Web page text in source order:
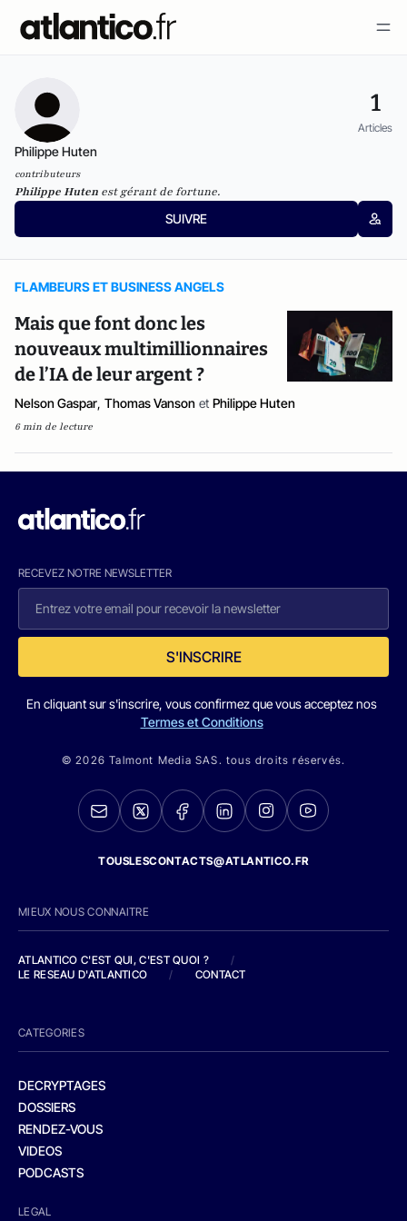
1
Articles
Philippe Huten
contributeurs
Philippe Huten est gérant de fortune.
SUIVRE
FLAMBEURS ET BUSINESS ANGELS
Mais que font donc les
nouveaux multimillionnaires
de l’IA de leur argent ?
Nelson Gaspar, Thomas Vanson et Philippe Huten
6 min de lecture
RECEVEZ NOTRE NEWSLETTER
S'INSCRIRE
En cliquant sur s'inscrire, vous confirmez que vous acceptez nos
Termes et Conditions
© 2026 Talmont Media SAS. tous droits réservés.
TOUSLESCONTACTS@ATLANTICO.FR
MIEUX NOUS CONNAITRE
ATLANTICO C'EST QUI, C'EST QUOI ?
/
LE RESEAU D'ATLANTICO
/ CONTACT
CATEGORIES
DECRYPTAGES
DOSSIERS
RENDEZ-VOUS
VIDEOS
PODCASTS
LEGAL